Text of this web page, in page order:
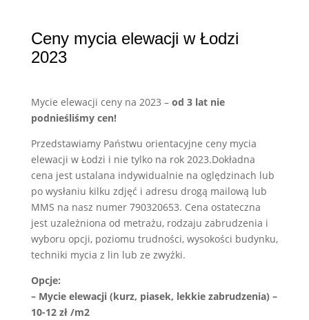
Ceny mycia elewacji w Łodzi
2023
Mycie elewacji ceny na 2023 – od 3 lat nie
podnieśliśmy cen!
Przedstawiamy Państwu orientacyjne ceny mycia
elewacji w Łodzi i nie tylko na rok 2023.Dokładna
cena jest ustalana indywidualnie na oględzinach lub
po wysłaniu kilku zdjęć i adresu drogą mailową lub
MMS na nasz numer 790320653. Cena ostateczna
jest uzależniona od metrażu, rodzaju zabrudzenia i
wyboru opcji, poziomu trudności, wysokości budynku,
techniki mycia z lin lub ze zwyżki.
Opcje:
– Mycie elewacji (kurz, piasek, lekkie zabrudzenia) –
10-12 zł /m2